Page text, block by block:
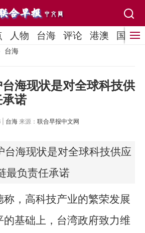
人物 台海 评论 港澳 国际
台海
海现状是对全球科技供
诺
台海 来源： 联合早报中文网
称，高科技产业的繁荣发展
的基础上，台湾政府致力维